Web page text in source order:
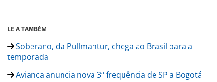
LEIA TAMBÉM
Soberano, da Pullmantur, chega ao Brasil para a
temporada
Avianca anuncia nova 3ª frequência de SP a Bogotá